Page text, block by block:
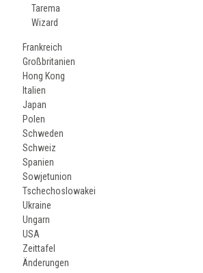
Tarema
Wizard
Frankreich
Großbritanien
Hong Kong
Italien
Japan
Polen
Schweden
Schweiz
Spanien
Sowjetunion
Tschechoslowakei
Ukraine
Ungarn
USA
Zeittafel
Änderungen